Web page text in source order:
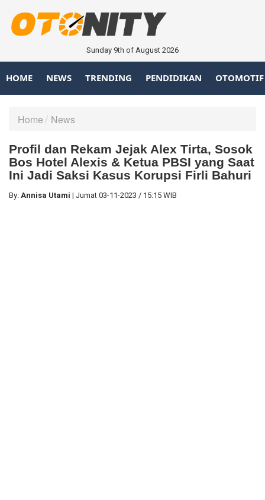
Sunday 9th of August 2026
HOME NEWS TRENDING PENDIDIKAN OTOMOTIF
Home News
Profil dan Rekam Jejak Alex Tirta, Sosok
Bos Hotel Alexis & Ketua PBSI yang Saat
Ini Jadi Saksi Kasus Korupsi Firli Bahuri
By: Annisa Utami | Jumat 03-11-2023 / 15:15 WIB